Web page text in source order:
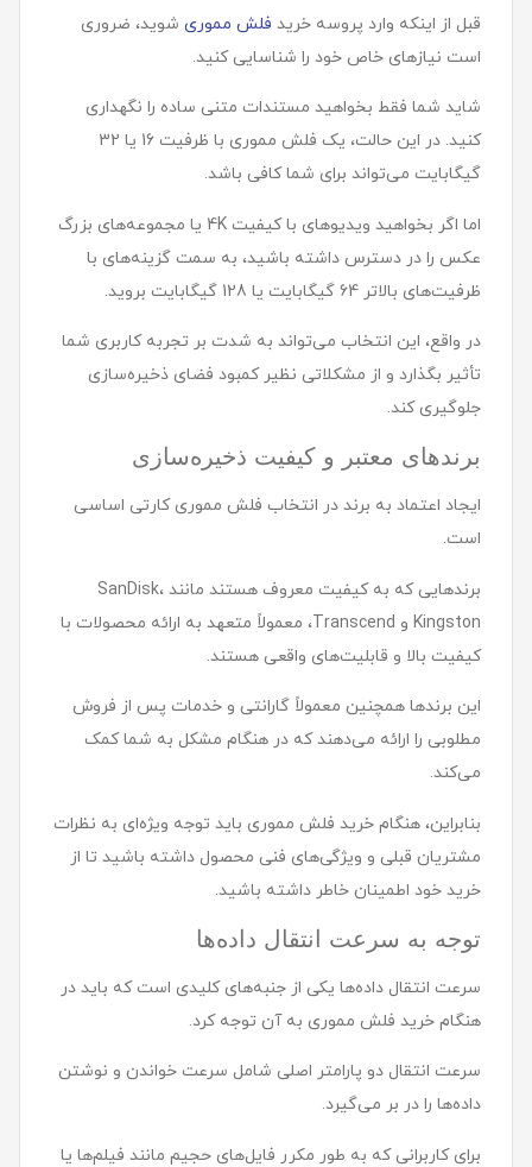
قبل از اینکه وارد پروسه خرید فلش مموری شوید، ضروری
است نیازهای خاص خود را شناسایی کنید.
شاید شما فقط بخواهید مستندات متنی ساده را نگهداری
کنید. در این حالت، یک فلش مموری با ظرفیت 16 یا 32
گیگابایت می‌تواند برای شما کافی باشد.
اما اگر بخواهید ویدیوهای با کیفیت 4K یا مجموعه‌های بزرگ
عکس را در دسترس داشته باشید، به سمت گزینه‌های با
ظرفیت‌های بالاتر 64 گیگابایت یا 128 گیگابایت بروید.
در واقع، این انتخاب می‌تواند به شدت بر تجربه کاربری شما
تأثیر بگذارد و از مشکلاتی نظیر کمبود فضای ذخیره‌سازی
جلوگیری کند.
برندهای معتبر و کیفیت ذخیره‌سازی
ایجاد اعتماد به برند در انتخاب فلش مموری کارتی اساسی
است.
برندهایی که به کیفیت معروف هستند مانند SanDisk،
Kingston و Transcend، معمولاً متعهد به ارائه محصولات با
کیفیت بالا و قابلیت‌های واقعی هستند.
این برندها همچنین معمولاً گارانتی و خدمات پس از فروش
مطلوبی را ارائه می‌دهند که در هنگام مشکل به شما کمک
می‌کند.
بنابراین، هنگام خرید فلش مموری باید توجه ویژه‌ای به نظرات
مشتریان قبلی و ویژگی‌های فنی محصول داشته باشید تا از
خرید خود اطمینان خاطر داشته باشید.
توجه به سرعت انتقال داده‌ها
سرعت انتقال داده‌ها یکی از جنبه‌های کلیدی است که باید در
هنگام خرید فلش مموری به آن توجه کرد.
سرعت انتقال دو پارامتر اصلی شامل سرعت خواندن و نوشتن
داده‌ها را در بر می‌گیرد.
برای کاربرانی که به طور مکرر فایل‌های حجیم مانند فیلم‌ها یا